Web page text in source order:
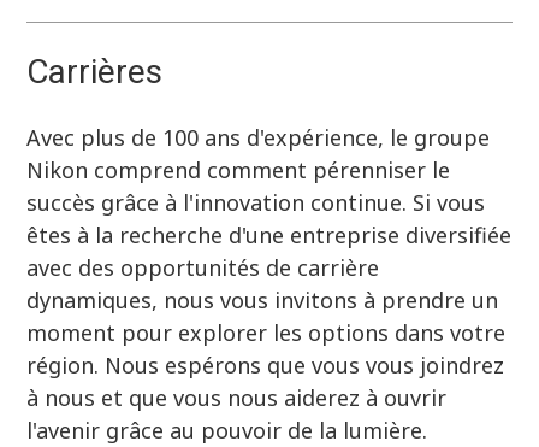
Carrières
Avec plus de 100 ans d'expérience, le groupe
Nikon comprend comment pérenniser le
succès grâce à l'innovation continue. Si vous
êtes à la recherche d'une entreprise diversifiée
avec des opportunités de carrière
dynamiques, nous vous invitons à prendre un
moment pour explorer les options dans votre
région. Nous espérons que vous vous joindrez
à nous et que vous nous aiderez à ouvrir
l'avenir grâce au pouvoir de la lumière.